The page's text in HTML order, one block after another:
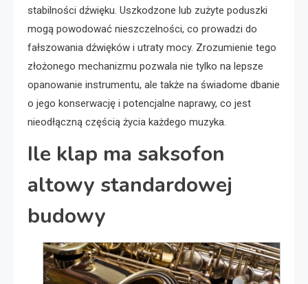
stabilności dźwięku. Uszkodzone lub zużyte poduszki
mogą powodować nieszczelności, co prowadzi do
fałszowania dźwięków i utraty mocy. Zrozumienie tego
złożonego mechanizmu pozwala nie tylko na lepsze
opanowanie instrumentu, ale także na świadome dbanie
o jego konserwację i potencjalne naprawy, co jest
nieodłączną częścią życia każdego muzyka.
Ile klap ma saksofon
altowy standardowej
budowy